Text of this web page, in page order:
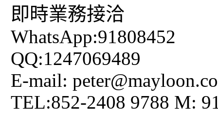
即時業務接洽
WhatsApp:91808452
QQ:1247069489
E-mail:
TEL:852-2408 9788 M: